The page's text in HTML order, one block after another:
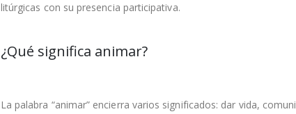
litúrgicas con su presencia participativa.
¿Qué significa animar?
La palabra “animar” encierra varios significados: dar vida,